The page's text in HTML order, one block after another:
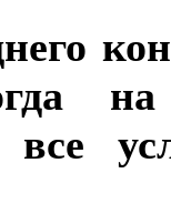
все